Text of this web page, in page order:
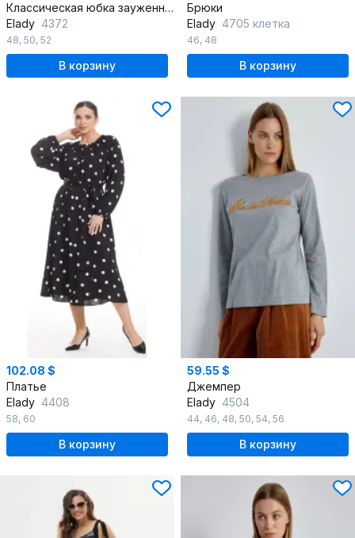
Классическая юбка зауженная до середины колена
Elady 4372
48, 50, 52
В корзину
Брюки
Elady 4705 клетка
46, 48
В корзину
102.08 $
Платье
Elady 4408
58, 60
В корзину
59.55 $
Джемпер
Elady 4504
44, 46, 48, 50, 54, 56
В корзину